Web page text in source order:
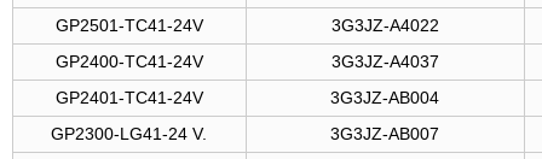
GP2501-TC41-24V
3G3JZ-A4022
GP2400-TC41-24V
3G3JZ-A4037
GP2401-TC41-24V
3G3JZ-AB004
GP2300-LG41-24 V.
3G3JZ-AB007